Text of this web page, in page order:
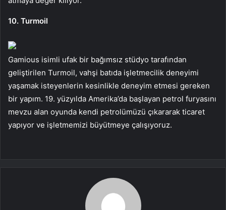
10. Turmoil
Gamious isimli ufak bir bağımsız stüdyo tarafından
geliştirilen Turmoil, vahşi batıda işletmecilik deneyimi
yaşamak isteyenlerin kesinlikle deneyim etmesi gereken
bir yapım. 19. yüzyılda Amerika’da başlayan petrol furyasını
mevzu alan oyunda kendi petrolümüzü çıkararak ticaret
yapıyor ve işletmemizi büyütmeye çalışıyoruz.